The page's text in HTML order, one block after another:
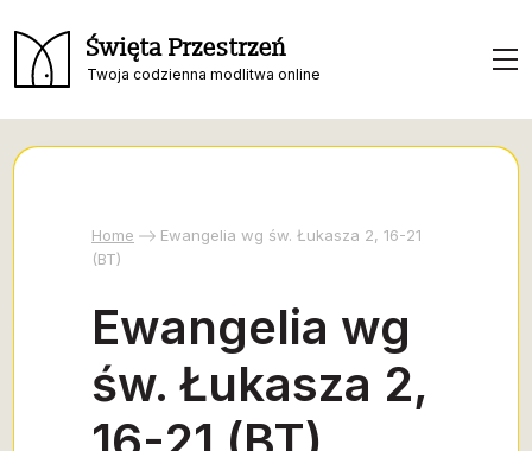
Święta Przestrzeń
Twoja codzienna modlitwa online
Home
Ewangelia wg św. Łukasza 2, 16-21
(BT)
Ewangelia wg
św. Łukasza 2,